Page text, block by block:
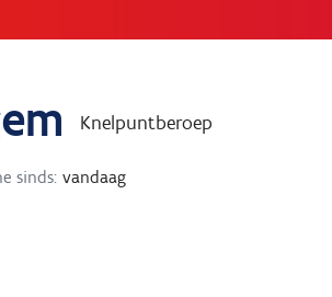
Knelpuntberoep
sinds: vandaag